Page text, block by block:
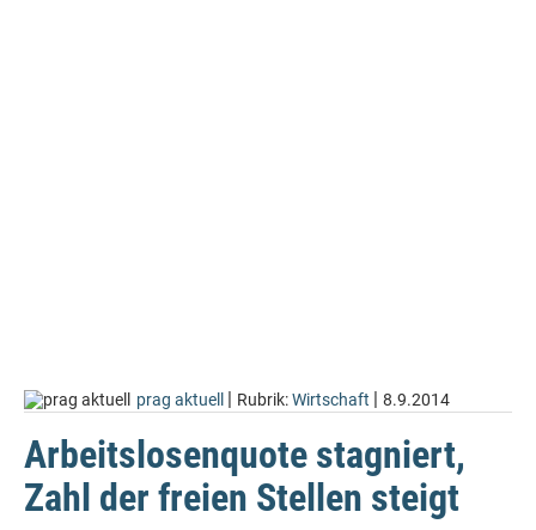
prag aktuell | Rubrik:Wirtschaft | 8.9.2014
Arbeitslosenquote stagniert,
Zahl der freien Stellen steigt